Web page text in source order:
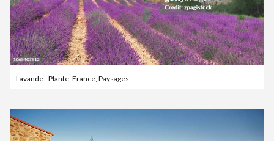
Lavande - Plante, France, Paysages